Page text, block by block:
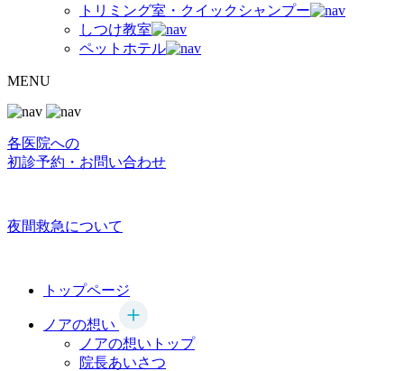
トリミング室・クイックシャンプー
しつけ教室
ペットホテル
MENU
各医院への
初診予約・お問い合わせ
夜間救急について
トップページ
ノアの想い
ノアの想いトップ
院長あいさつ